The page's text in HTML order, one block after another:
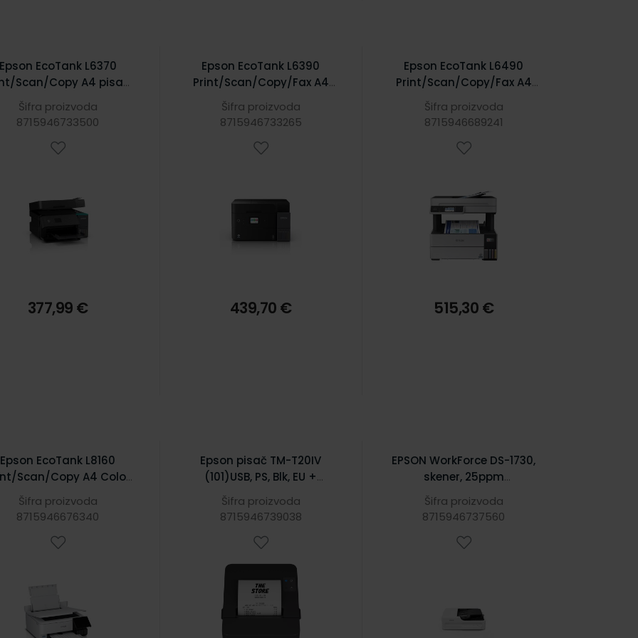
Epson EcoTank L6370
Scan/Copy A4 pisač,
23 str./min, 4800 x 1200
USB, Wi-Fi, LAN, Duplex,
Šifra proizvoda
8715946733500
377,99 €
Epson EcoTank L6390
Print/Scan/Copy/Fax A4
pisač, 18/9 str/min.,
4800x1200 dpi, USB, Wi-Fi,
(C11CL41408)
Šifra proizvoda
8715946733265
439,70 €
Epson EcoTank L6490
Print/Scan/Copy/Fax A4
Color pisač 4800x1200 DPI,
c/b 17/9.5 str/min, Apple
USB, Wi-Fi, LAN, ADF, Duplex
Šifra proizvoda
8715946689241
515,30 €
Epson EcoTank L8160
Scan/Copy A4 Color
5760x1440 DPI, c/b
16/12 str/min, Apple
Wi-Fi, Duplex (Print)
Šifra proizvoda
8715946676340
Epson pisač TM-T20IV
(101)USB, PS, Blk, EU +
serijski (C31CL47101)
Šifra proizvoda
8715946739038
EPSON WorkForce DS-1730,
skener, 25ppm
Šifra proizvoda
8715946737560